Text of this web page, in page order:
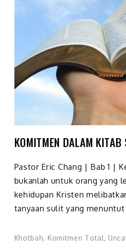
KOMITMEN DALAM KITAB
Pastor Eric Chang | Bab 1 |
bukanlah untuk orang yang
kehidupan Kristen
tanyaan sulit yang
Khotbah, Komitmen Total,